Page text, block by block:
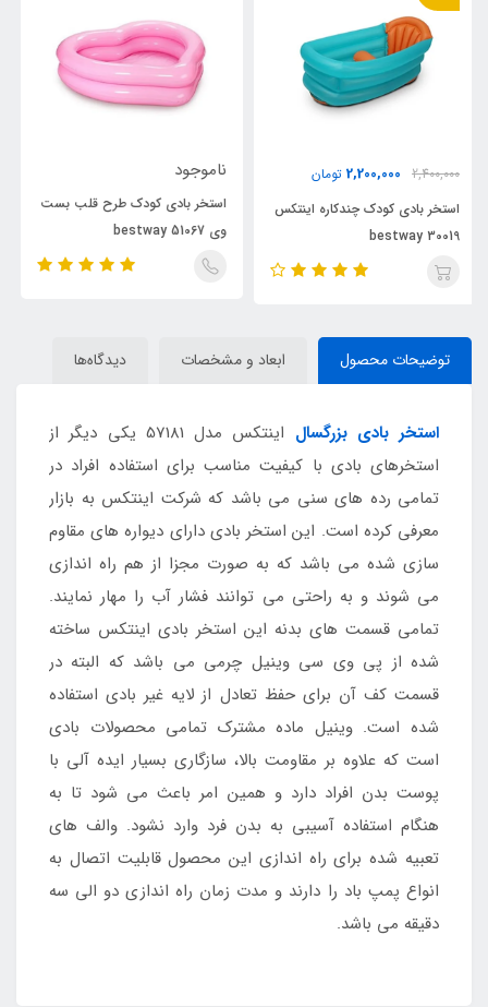
اینتکس
ناموجود
استخر بادی کودک طرح قلب بست
وی bestway 51067
استخر بادی کودک طرح
وی bestway 90368
توضیحات محصول ابعاد و مشخصات دیدگاه‌ها
استخر بادی بزرگسال
اینتکس مدل 57181 یکی دیگر از
استخرهای بادی با کیفیت مناسب برای استفاده افراد در
تمامی رده های سنی می باشد که شرکت اینتکس به بازار
معرفی کرده است. این استخر بادی دارای دیواره های مقاوم
سازی شده می باشد که به صورت مجزا از هم راه اندازی
می شوند و به راحتی می توانند فشار آب را مهار نمایند.
تمامی قسمت های بدنه این استخر بادی اینتکس ساخته
شده از پی وی سی وینیل چرمی می باشد که البته در
قسمت کف آن برای حفظ تعادل از لایه غیر بادی استفاده
شده است. وینیل ماده مشترک تمامی محصولات بادی
است که علاوه بر مقاومت بالا، سازگاری بسیار ایده آلی با
پوست بدن افراد دارد و همین امر باعث می شود تا به
هنگام استفاده آسیبی به بدن فرد وارد نشود. والف های
تعبیه شده برای راه اندازی این محصول قابلیت اتصال به
انواع پمپ باد را دارند و مدت زمان راه اندازی دو الی سه
دقیقه می باشد.